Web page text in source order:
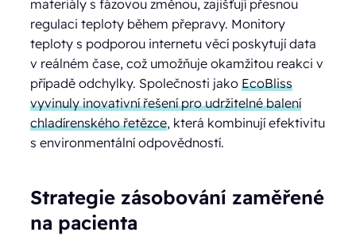
materiály s fázovou změnou, zajišťují přesnou
regulaci teploty během přepravy. Monitory
teploty s podporou internetu věcí poskytují data
v reálném čase, což umožňuje okamžitou reakci v
případě odchylky. Společnosti jakoEcoBliss
vyvinuly inovativní řešení pro udržitelné balení
chladírenského řetězce, která kombinují efektivitu
s environmentální odpovědností.
Strategie zásobování zaměřené
na pacienta